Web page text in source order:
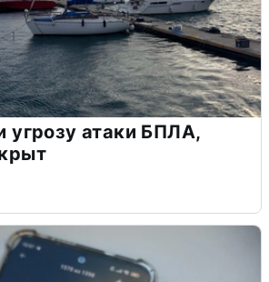
угрозу атаки БПЛА,